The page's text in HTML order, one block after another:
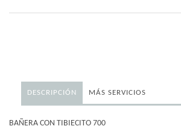
DESCRIPCIÓN MÁS SERVICIOS
BAÑERA CON TIBIECITO 700